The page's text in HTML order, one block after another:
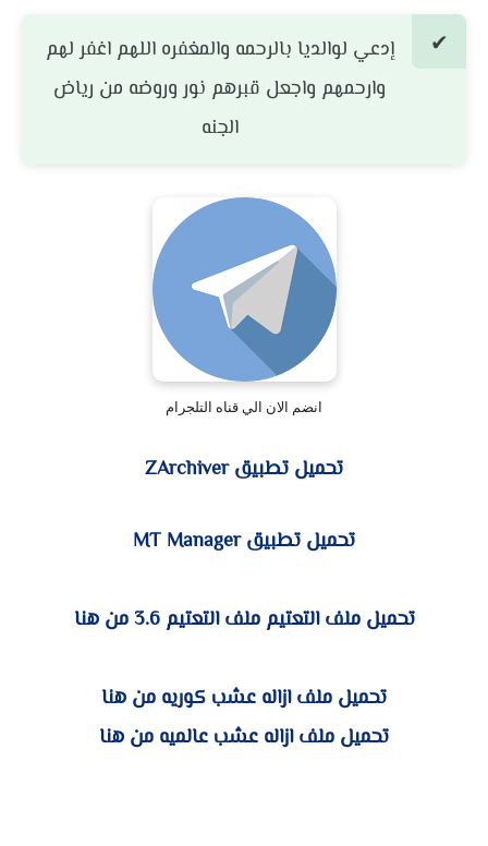
إدعي لوالديا بالرحمه والمغفره اللهم اغفر لهم
وارحمهم واجعل قبرهم نور وروضه من رياض
الجنه
انضم الان الي قناه التلجرام
تحميل تطبيق ZArchiver
تحميل تطبيق MT Manager
تحميل ملف التعتيم ملف التعتيم 3.6 من هنا
تحميل ملف ازاله عشب كوريه من هنا
تحميل ملف ازاله عشب عالميه من هنا